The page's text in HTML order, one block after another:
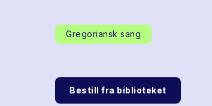
Gregoriansk sang
Bestill fra biblioteket